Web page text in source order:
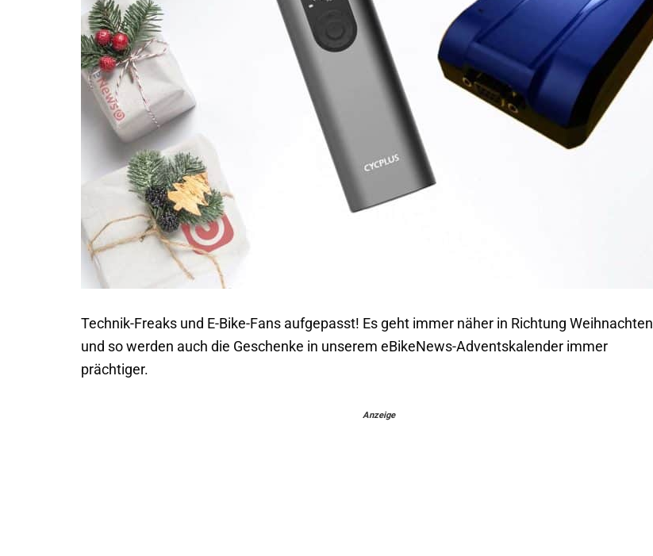
Technik-Freaks und E-Bike-Fans aufgepasst! Es geht immer näher in Richtung Weihnachten
und so werden auch die Geschenke in unserem eBikeNews-Adventskalender immer
prächtiger.
Anzeige